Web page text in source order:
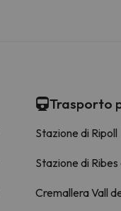
Trasporto
Stazione di Ripoll
Stazione di
Cremallera Vall